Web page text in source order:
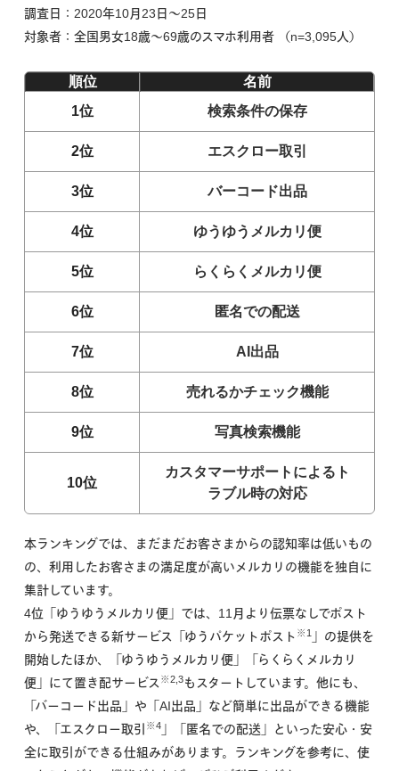
調査日：2020年10月23日〜25日
対象者：全国男女18歳〜69歳のスマホ利用者 （n=3,095人）
順位
名前
1位
検索条件の保存
2位 エスクロー取引
3位 バーコード出品
4位 ゆうゆうメルカリ便
5位 らくらくメルカリ便
6位 匿名での配送
7位 AI出品
8位 売れるかチェック機能
9位 写真検索機能
10位
カスタマーサポートによるト
ラブル時の対応
本ランキングでは、まだまだお客さまからの認知率は低いもの
の、利用したお客さまの満足度が高いメルカリの機能を独自に
集計しています。
4位「ゆうゆうメルカリ便」では、11月より伝票なしでポスト
から発送できる新サービス「ゆうパケットポスト ※1
」の提供を
開始したほか、「ゆうゆうメルカリ便」「らくらくメルカリ
便」にて置き配サービス ※2,3もスタートしています。他にも、
「バーコード出品」や「AI出品」など簡単に出品ができる機能
や、「エスクロー取引 ※4
」「匿名での配送」といった安心・安
全に取引ができる仕組みがあります。ランキングを参考に、使